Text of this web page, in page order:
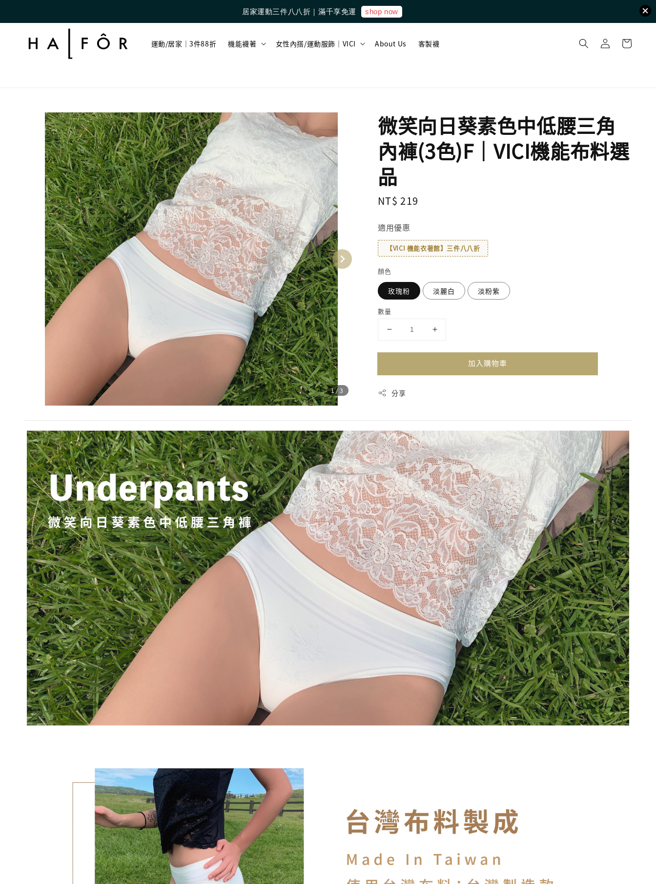
居家運動三件八八折｜滿千享免運 shop now
運動/居家｜3件88折 機能襪著 女性內搭/運動服飾｜VICI About Us 客製襪
1/3
微笑向日葵素色中低腰三角
內褲(3色)F｜VICI機能布料選
品
Regular
NT$ 219
適用優惠
【VICI 機能衣著館】三件八八折
顏色
玫瑰粉 淡麗白 淡粉紫
數量
加入購物車
分享